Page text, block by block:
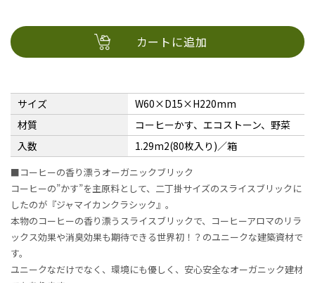
カートに追加
サイズ
W60×D15×H220mm
材質
コーヒーかす、エコストーン、野菜
入数
1.29m2(80枚入り)／箱
■コーヒーの香り漂うオーガニックブリック
コーヒーの”かす”を主原料として、二丁掛サイズのスライスブリックに
したのが『ジャマイカンクラシック』。
本物のコーヒーの香り漂うスライスブリックで、コーヒーアロマのリラ
ックス効果や消臭効果も期待できる世界初！？のユニークな建築資材で
す。
ユニークなだけでなく、環境にも優しく、安心安全なオーガニック建材